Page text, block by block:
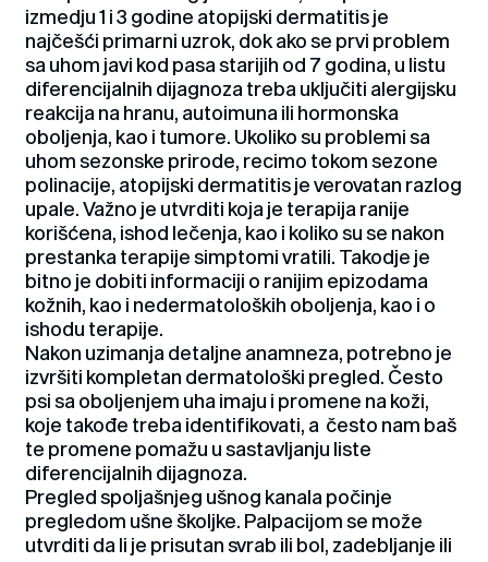
izmedju 1 i 3 godine atopijski dermatitis je
najčešći primarni uzrok, dok ako se prvi problem
sa uhom javi kod pasa starijih od 7 godina, u listu
diferencijalnih dijagnoza treba uključiti alergijsku
reakcija na hranu, autoimuna ili hormonska
oboljenja, kao i tumore. Ukoliko su problemi sa
uhom sezonske prirode, recimo tokom sezone
polinacije, atopijski dermatitis je verovatan razlog
upale. Važno je utvrditi koja je terapija ranije
korišćena, ishod lečenja, kao i koliko su se nakon
prestanka terapije simptomi vratili. Takodje je
bitno je dobiti informaciji o ranijim epizodama
kožnih, kao i nedermatoloških oboljenja, kao i o
ishodu terapije.
Nakon uzimanja detaljne anamneza, potrebno je
izvršiti kompletan dermatološki pregled. Često
psi sa oboljenjem uha imaju i promene na koži,
koje takođe treba identifikovati, a često nam baš
te promene pomažu u sastavljanju liste
diferencijalnih dijagnoza.
Pregled spoljašnjeg ušnog kanala počinje
pregledom ušne školjke. Palpacijom se može
utvrditi da li je prisutan svrab ili bol, zadebljanje ili